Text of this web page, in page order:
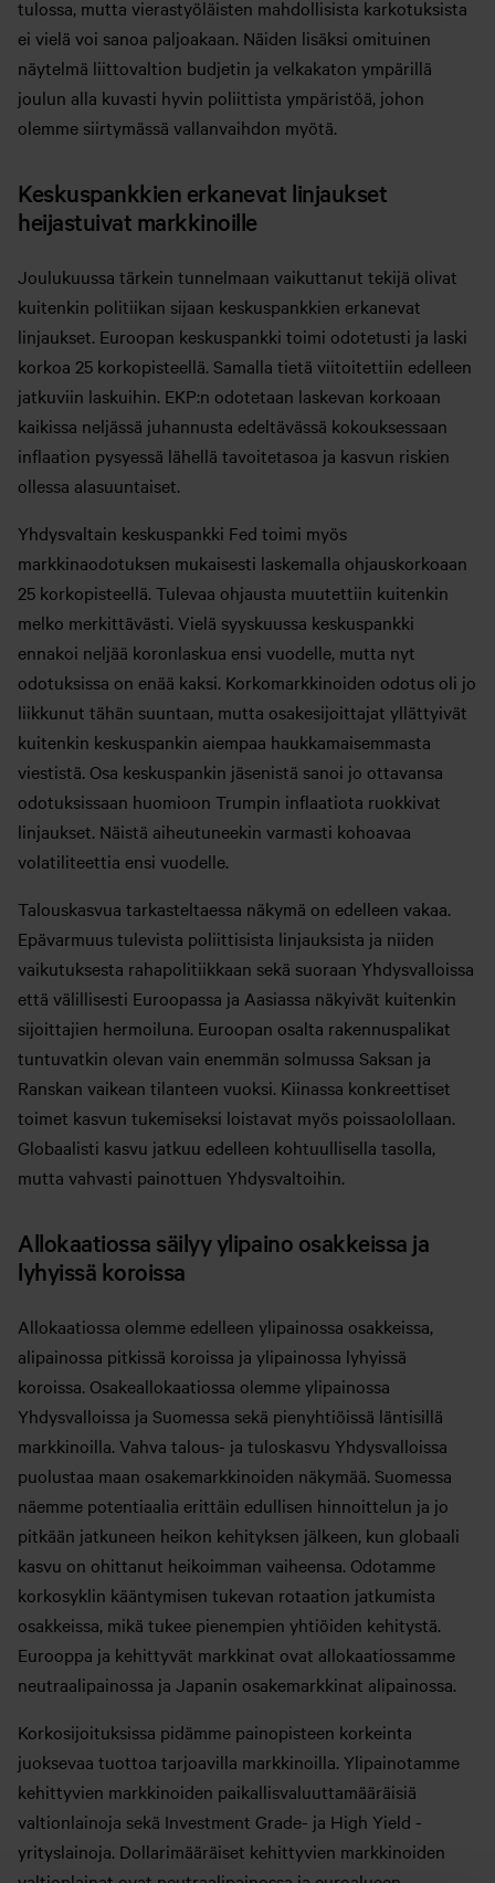
tulossa, mutta vierastyöläisten mahdollisista karkotuksista
ei vielä voi sanoa paljoakaan. Näiden lisäksi omituinen
näytelmä liittovaltion budjetin ja velkakaton ympärillä
joulun alla kuvasti hyvin poliittista ympäristöä, johon
olemme siirtymässä vallanvaihdon myötä.
Keskuspankkien erkanevat linjaukset
heijastuivat markkinoille
Joulukuussa tärkein tunnelmaan vaikuttanut tekijä olivat
kuitenkin politiikan sijaan keskuspankkien erkanevat
linjaukset. Euroopan keskuspankki toimi odotetusti ja laski
korkoa 25 korkopisteellä. Samalla tietä viitoitettiin edelleen
jatkuviin laskuihin. EKP:n odotetaan laskevan korkoaan
kaikissa neljässä juhannusta edeltävässä kokouksessaan
inflaation pysyessä lähellä tavoitetasoa ja kasvun riskien
ollessa alasuuntaiset.
Yhdysvaltain keskuspankki Fed toimi myös
markkinaodotuksen mukaisesti laskemalla ohjauskorkoaan
25 korkopisteellä. Tulevaa ohjausta muutettiin kuitenkin
melko merkittävästi. Vielä syyskuussa keskuspankki
ennakoi neljää koronlaskua ensi vuodelle, mutta nyt
odotuksissa on enää kaksi. Korkomarkkinoiden odotus oli jo
liikkunut tähän suuntaan, mutta osakesijoittajat yllättyivät
kuitenkin keskuspankin aiempaa haukkamaisemmasta
viestistä. Osa keskuspankin jäsenistä sanoi jo ottavansa
odotuksissaan huomioon Trumpin inflaatiota ruokkivat
linjaukset. Näistä aiheutuneekin varmasti kohoavaa
volatiliteettia ensi vuodelle.
Talouskasvua tarkasteltaessa näkymä on edelleen vakaa.
Epävarmuus tulevista poliittisista linjauksista ja niiden
vaikutuksesta rahapolitiikkaan sekä suoraan Yhdysvalloissa
että välillisesti Euroopassa ja Aasiassa näkyivät kuitenkin
sijoittajien hermoiluna. Euroopan osalta rakennuspalikat
tuntuvatkin olevan vain enemmän solmussa Saksan ja
Ranskan vaikean tilanteen vuoksi. Kiinassa konkreettiset
toimet kasvun tukemiseksi loistavat myös poissaolollaan.
Globaalisti kasvu jatkuu edelleen kohtuullisella tasolla,
mutta vahvasti painottuen Yhdysvaltoihin.
Allokaatiossa säilyy ylipaino osakkeissa ja
lyhyissä koroissa
Allokaatiossa olemme edelleen ylipainossa osakkeissa,
alipainossa pitkissä koroissa ja ylipainossa lyhyissä
koroissa. Osakeallokaatiossa olemme ylipainossa
Yhdysvalloissa ja Suomessa sekä pienyhtiöissä läntisillä
markkinoilla. Vahva talous- ja tuloskasvu Yhdysvalloissa
puolustaa maan osakemarkkinoiden näkymää. Suomessa
näemme potentiaalia erittäin edullisen hinnoittelun ja jo
pitkään jatkuneen heikon kehityksen jälkeen, kun globaali
kasvu on ohittanut heikoimman vaiheensa. Odotamme
korkosyklin kääntymisen tukevan rotaation jatkumista
osakkeissa, mikä tukee pienempien yhtiöiden kehitystä.
Eurooppa ja kehittyvät markkinat ovat allokaatiossamme
neutraalipainossa ja Japanin osakemarkkinat alipainossa.
Korkosijoituksissa pidämme painopisteen korkeinta
juoksevaa tuottoa tarjoavilla markkinoilla. Ylipainotamme
kehittyvien markkinoiden paikallisvaluuttamääräisiä
valtionlainoja sekä Investment Grade- ja High Yield -
yrityslainoja. Dollarimääräiset kehittyvien markkinoiden